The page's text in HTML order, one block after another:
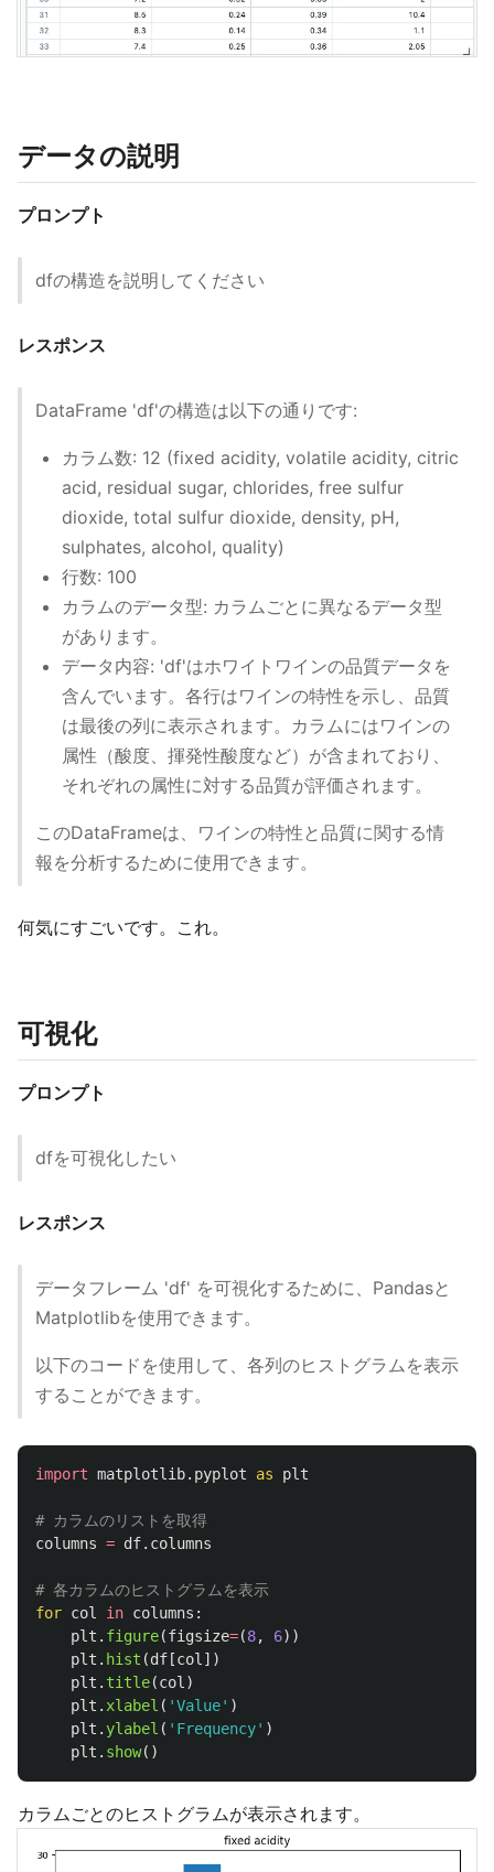
データの説明
プロンプト
dfの構造を説明してください
レスポンス
DataFrame 'df'の構造は以下の通りです:
カラム数: 12 (fixed acidity, volatile acidity, citric
acid, residual sugar, chlorides, free sulfur
dioxide, total sulfur dioxide, density, pH,
sulphates, alcohol, quality)
行数: 100
カラムのデータ型: カラムごとに異なるデータ型
があります。
データ内容: 'df'はホワイトワインの品質データを
含んでいます。各行はワインの特性を示し、品質
は最後の列に表示されます。カラムにはワインの
属性（酸度、揮発性酸度など）が含まれており、
それぞれの属性に対する品質が評価されます。
このDataFrameは、ワインの特性と品質に関する情
報を分析するために使用できます。
何気にすごいです。これ。
可視化
プロンプト
dfを可視化したい
レスポンス
データフレーム 'df' を可視化するために、Pandasと
Matplotlibを使用できます。
以下のコードを使用して、各列のヒストグラムを表示
することができます。
import matplotlib.pyplot as plt
columns = df. columns
for col in columns :
plt . figure(figsize=(8, 6))
plt . hist (df [col ])
plt . title(col )
plt . xlabel ( 'Value' )
plt . ylabel ( ' Frequency' )
plt . show()
カラムごとのヒストグラムが表示されます。